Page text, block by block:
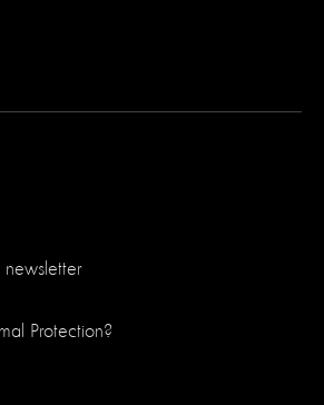
newsletter
Protection?